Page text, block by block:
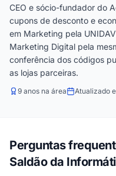
CEO e sócio-fundador do
cupons de desconto e
em Marketing pela
Marketing Digital pela
conferência dos códigos
as lojas parceiras.
9 anos na área Atualizado
Perguntas
Saldão da